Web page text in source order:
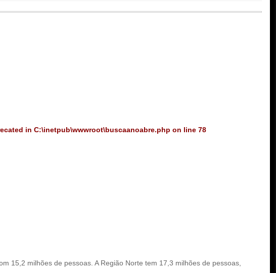
inC:\inetpub\wwwroot\buscaanoabre.php on line78
15,2 milhões de pessoas. A Região Norte tem 17,3 milhões de pessoas,